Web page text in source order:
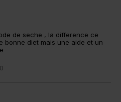
de seche , la difference ce
bonne diet mais une aide et un